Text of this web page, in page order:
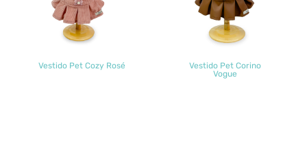
Vestido Pet Cozy Rosé
Vestido Pet Corino
Vogue